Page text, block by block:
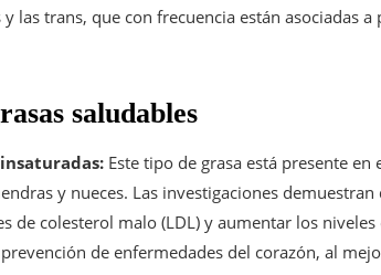
y las trans, que con frecuencia están asociadas
saludables
Este tipo de grasa está presente
y nueces. Las investigaciones demuestran
de colesterol malo (LDL) y aumentar los
de enfermedades del corazón, al